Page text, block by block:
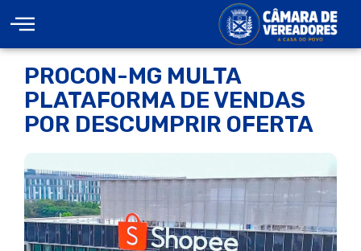
PROCON-MG MULTA
PLATAFORMA DE VENDAS
POR DESCUMPRIR OFERTA